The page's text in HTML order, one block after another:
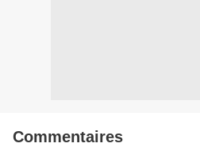
Commentaires